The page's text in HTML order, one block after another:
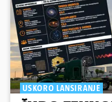
USKORO LANSIRANJE